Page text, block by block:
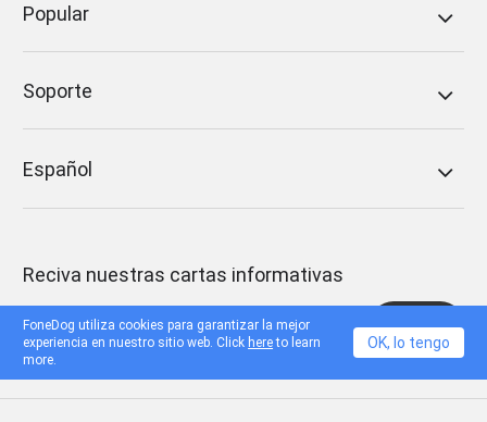
Popular
Soporte
Español
Reciva nuestras cartas informativas
Submit
FoneDog utiliza cookies para garantizar la mejor
experiencia en nuestro sitio web. Click hereto learn
more.
OK, lo tengo